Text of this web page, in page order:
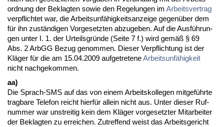
ord­nung der Be­klag­ten so­wie den Re­ge­lun­gen im Ar­beits­ver­trag
ver­pflich­tet war, die Ar­beits­unfähig­keits­an­zei­ge ge­genüber dem
für ihn zuständi­gen Vor­ge­setz­ten ab­zu­ge­ben. Auf die Ausführun­
gen un­ter I. 1. der Ur­teils­gründe (Sei­te 7 f.) wird gemäß § 69
Abs. 2 ArbGG Be­zug ge­nom­men. Die­ser Ver­pflich­tung ist der
Kläger für die am 15.04.2009 auf­ge­tre­te­neAr­beits­unfähig­keit
nicht nach­ge­kom­men.
aa)
Die Sprach-SMS auf das von ei­nem Ar­beits­kol­le­gen mit­geführ­te
trag­ba­re Te­le­fon reicht hierfür al­lein nicht aus. Un­ter die­ser Ruf­
num­mer war un­strei­tig kein dem Kläger vor­ge­setz­ter Mit­ar­bei­ter
der Be­klag­ten zu er­rei­chen. Zu­tref­fend weist das Ar­beits­ge­richt